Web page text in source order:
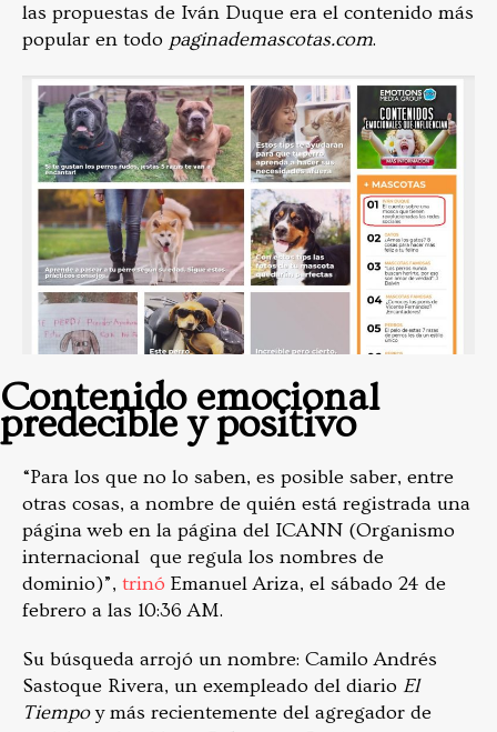
las propuestas de Iván Duque era el contenido más
popular en todo paginademascotas.com.
Contenido emocional
predecible y positivo
“Para los que no lo saben, es posible saber, entre
otras cosas, a nombre de quién está registrada una
página web en la página del ICANN (Organismo
internacional que regula los nombres de
dominio)”, trinó Emanuel Ariza, el sábado 24 de
febrero a las 10:36 AM.
Su búsqueda arrojó un nombre: Camilo Andrés
Sastoque Rivera, un exempleado del diario El
Tiempoy más recientemente del agregador de